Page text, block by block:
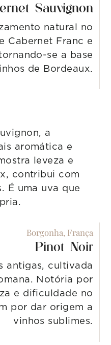
Sauvignon
natural no
Cabernet Franc e
se a base
de Bordeaux.
a
aromática e
leveza e
contribui com
É uma uva que
Borgonha, França
Pinot Noir
antigas, cultivada
Notória por
e dificuldade no
por dar origem a
vinhos sublimes.